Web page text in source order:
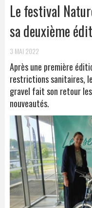
Le festival
sa deuxième
3 MAI 2022
Après une première
restrictions sanitaires,
gravel fait son retour
nouveautés.